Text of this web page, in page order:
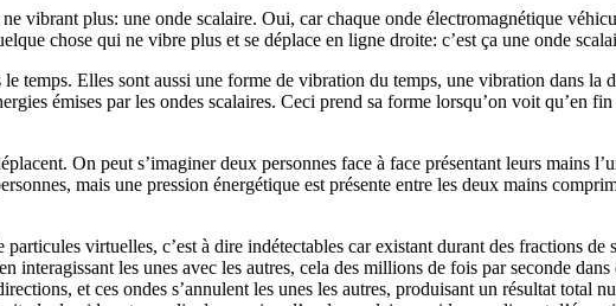
vibrant plus: une onde scalaire. Oui, car chaque onde électromagnétique
chose qui ne vibre plus et se déplace en ligne droite: c’est ça une onde
temps. Elles sont aussi une forme de vibration du temps, une vibration dans la
émises par les ondes scalaires. Ceci prend sa forme lorsqu’on voit qu’en
On peut s’imaginer deux personnes face à face présentant leurs mains
mais une pression énergétique est présente entre les deux mains
virtuelles, c’est à dire indétectables car existant durant des fractions de
interagissant les unes avec les autres, cela des millions de fois par seconde
et ces ondes s’annulent les unes les autres, produisant un résultat total